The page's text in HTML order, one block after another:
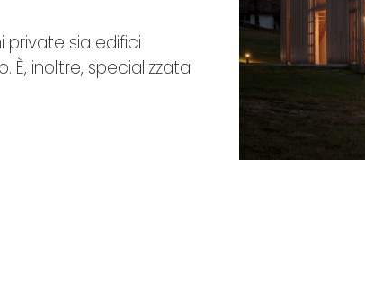
private sia edifici
È, inoltre, specializzata